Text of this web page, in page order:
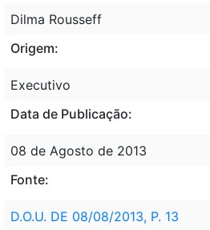
Dilma Rousseff
Origem:
Executivo
Data de Publicação:
08 de Agosto de 2013
Fonte:
D.O.U. DE 08/08/2013, P. 13